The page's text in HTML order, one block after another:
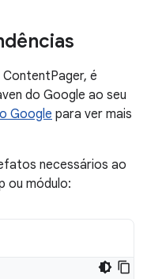
ContentPager, é
do Google ao seu
Google para ver mais
necessários ao
ou módulo: